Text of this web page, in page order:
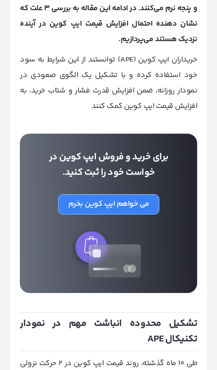
و پنجه نرم می‌کنند. در ادامه این مقاله به بررسی 3 علت که
نشان دهنده احتمال افزایش قیمت ایپ کوین در آینده
نزدیک هستند می‌پردازیم.
خریداران ایپ کوین (APE) توانستند از این شرایط به سود
خود استفاده کرده و با تشکیل یک الگوی صعودی در
نمودار روزانه، ضمن افزایش قدرت فشار و شتاب خرید، به
افزایش قیمت ایپ‌ کوین کمک کنند
برای خرید و فروش ایپ کوین در
خواست خود را ثبت کنید.
می خواهم ایپ کوین بخرم
تشکیل محدوده انباشت مهم در نمودار
تکنیکال APE
طی 10 ماه گذشته، روند قیمت ایپ کوین در 2 حرکت نزولی